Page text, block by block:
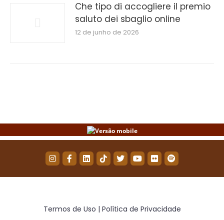
Che tipo di accogliere il premio
saluto dei sbaglio online
12 de junho de 2026
Termos de Uso | Política de Privacidade